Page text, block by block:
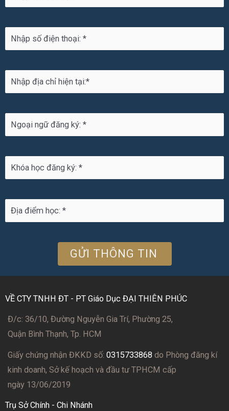
VỀ CTY TNHH ĐT - PT Giáo Dục ĐẠI THIÊN PHÚC
Đ/c: 36/10, Đường Nguyễn Gia Trí, Phường 25,
Quận Bình Thạnh, Tp. HCM
Giấy chứng nhận ĐKKD số: 0315733868 do Phòng đăng kí
kinh doanh, Sở kế hoạch và đầu tư TPHCM cấp
ngày 13/06/2019
Trụ Sở Chính - Chi Nhánh